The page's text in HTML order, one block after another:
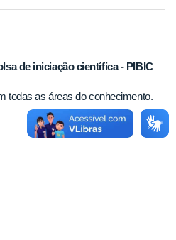
de iniciação científica - PIBIC
todas as áreas do conhecimento.